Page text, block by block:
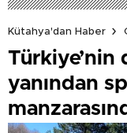
Kütahya'dan Haber
Türkiye’nin
yanından